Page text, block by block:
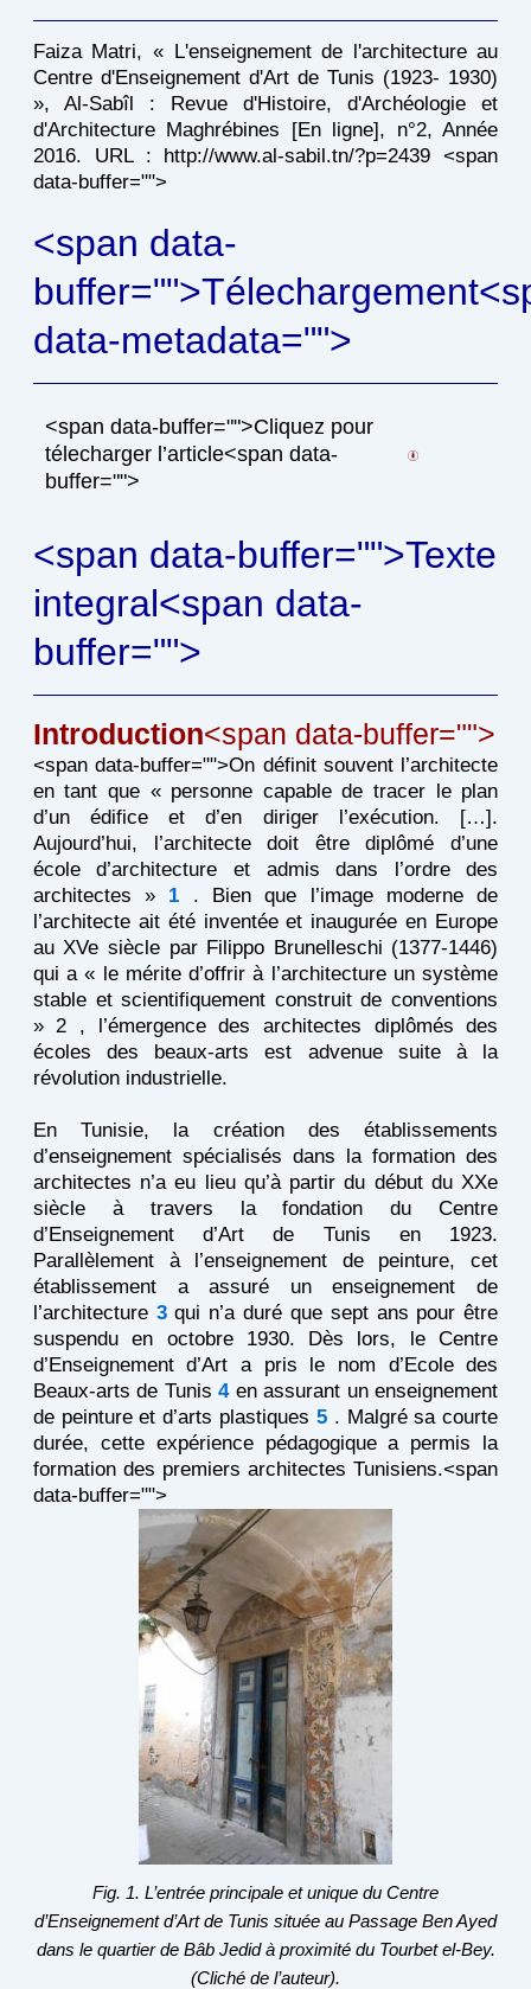
Faiza Matri, « L'enseignement de l'architecture au
Centre d'Enseignement d'Art de Tunis (1923- 1930)
», Al-Sabîl : Revue d'Histoire, d'Archéologie et
d'Architecture Maghrébines [En ligne], n°2, Année
2016. URL : http://www.al-sabil.tn/?p=2439 <span
data-buffer="">
<span data-
buffer="
data-metadata="">
<span data-buffer="">Cliquez pour
télecharger l’article<span data-
buffer="">
<span data-buffer="">Texte
integral<span data-
buffer="">
Introduction<span data-buffer="">
<span data-buffer="">On définit souvent l’architecte
en tant que « personne capable de tracer le plan
d’un édifice et d’en diriger l’exécution. […].
Aujourd’hui, l’architecte doit être diplômé d’une
école d’architecture et admis dans l’ordre des
architectes » 1 . Bien que l’image moderne de
l’architecte ait été inventée et inaugurée en Europe
au XVe siècle par Filippo Brunelleschi (1377-1446)
qui a « le mérite d’offrir à l’architecture un système
stable et scientifiquement construit de conventions
» 2 , l’émergence des architectes diplômés des
écoles des beaux-arts est advenue suite à la
révolution industrielle.
En Tunisie, la création des établissements
d’enseignement spécialisés dans la formation des
architectes n’a eu lieu qu’à partir du début du XXe
siècle à travers la fondation du Centre
d’Enseignement d’Art de Tunis en 1923.
Parallèlement à l’enseignement de peinture, cet
établissement a assuré un enseignement de
l’architecture3qui n’a duré que sept ans pour être
suspendu en octobre 1930. Dès lors, le Centre
d’Enseignement d’Art a pris le nom d’Ecole des
Beaux-arts de Tunis4en assurant un enseignement
de peinture et d’arts plastiques 5. Malgré sa courte
durée, cette expérience pédagogique a permis la
formation des premiers architectes Tunisiens.<span
data-buffer="">
Fig. 1. L’entrée principale et unique du Centre
d’Enseignement d’Art de Tunis située au Passage Ben Ayed
dans le quartier de Bâb Jedid à proximité du Tourbet el-Bey.
(Cliché de l’auteur).